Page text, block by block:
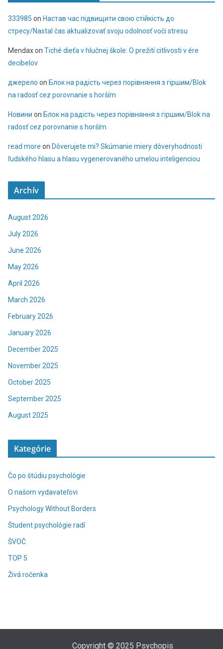
333985 on Настав час підвищити свою стійкість до
стресу/Nastal čas aktualizovať svoju odolnosť voči stresu
Mendaxon Tiché dieťa v hlučnej škole: O prežití citlivosti v ére
decibelov
джерело on Блок на радість через порівняння з гіршим/Blok
na radosť cez porovnanie s horším
Новини on Блок на радість через порівняння з гіршим/Blok na
radosť cez porovnanie s horším
read more on Dôverujete mi? Skúmanie miery dôveryhodnosti
ľudského hlasu a hlasu vygenerovaného umelou inteligenciou
Archív
August 2026
July 2026
June 2026
May 2026
April 2026
March 2026
February 2026
January 2026
December 2025
November 2025
October 2025
September 2025
August 2025
Kategórie
Čo po štúdiu psychológie
O našom vydavateľovi
Psychology Without Borders
Študent psychológie radí
ŠVOČ
TOP 5
Živá ročenka
Copyright © 2025 Psychopis